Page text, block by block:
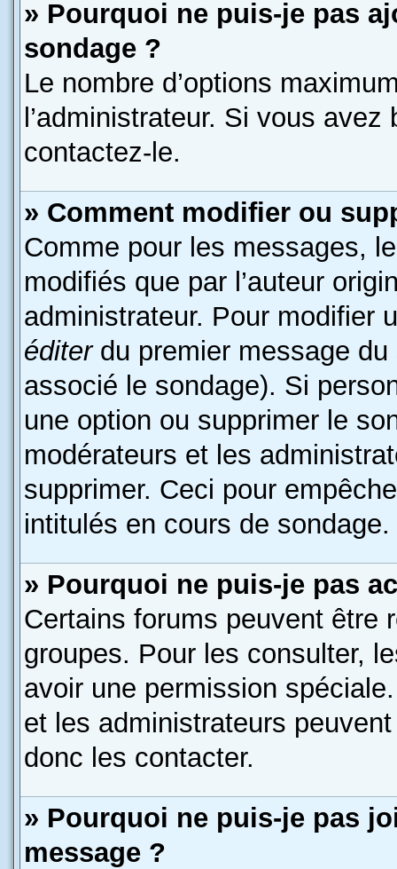
» Pourquoi ne puis-je pas
sondage ?
Le nombre d’options
l’administrateur. Si vous avez
contactez-le.
» Comment modifier ou
Comme pour les messages,
modifiés que par l’auteur
administrateur. Pour modifier
éditerdu premier message du
associé le sondage). Si
une option ou supprimer le
modérateurs et les
supprimer. Ceci pour
intitulés en cours de sondage.
» Pourquoi ne puis-je pas
Certains forums peuvent être
groupes. Pour les consulter,
avoir une permission
et les administrateurs
donc les contacter.
» Pourquoi ne puis-je pas
message ?